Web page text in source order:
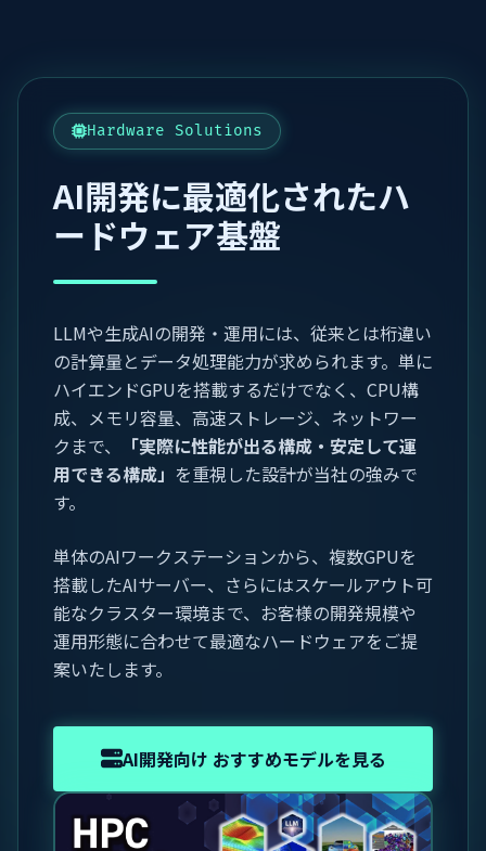
Hardware Solutions
AI開発に最適化されたハ
ードウェア基盤
LLMや生成AIの開発・運用には、従来とは桁違い
の計算量とデータ処理能力が求められます。単に
ハイエンドGPUを搭載するだけでなく、CPU構
成、メモリ容量、高速ストレージ、ネットワー
クまで、
「実際に性能が出る構成・安定して運
用できる構成」 を重視した設計が当社の強みで
す。
単体のAIワークステーションから、複数GPUを
搭載したAIサーバー、さらにはスケールアウト可
能なクラスター環境まで、お客様の開発規模や
運用形態に合わせて最適なハードウェアをご提
案いたします。
AI開発向け おすすめモデルを見る